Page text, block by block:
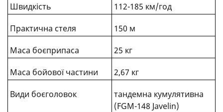
Швидкість
112-185 км/год
Практична стеля
150 м
Маса боєприпаса
25 кг
Маса бойової частини
2,67 кг
Види боєголовок
тандемна кумулятивна
(FGM-148 Javelin)